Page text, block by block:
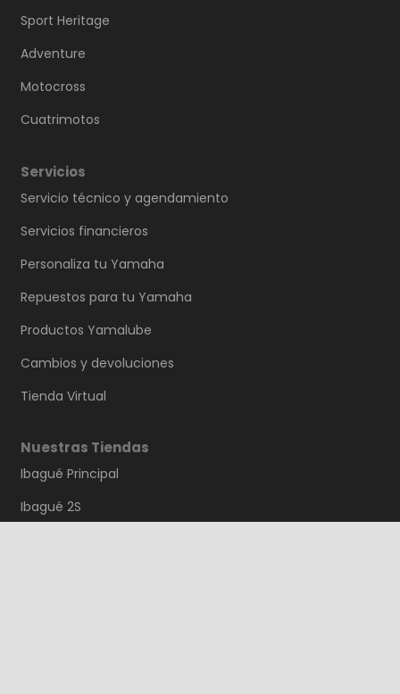
Sport Heritage
Adventure
Motocross
Cuatrimotos
Servicios
Servicio técnico y agendamiento
Servicios financieros
Personaliza tu Yamaha
Repuestos para tu Yamaha
Productos Yamalube
Cambios y devoluciones
Tienda Virtual
Nuestras Tiendas
Ibagué Principal
Ibagué 2S